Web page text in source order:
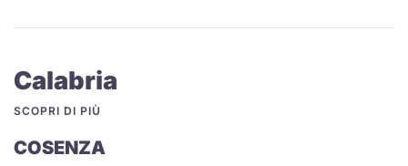
Calabria
SCOPRI DI PIÙ
COSENZA